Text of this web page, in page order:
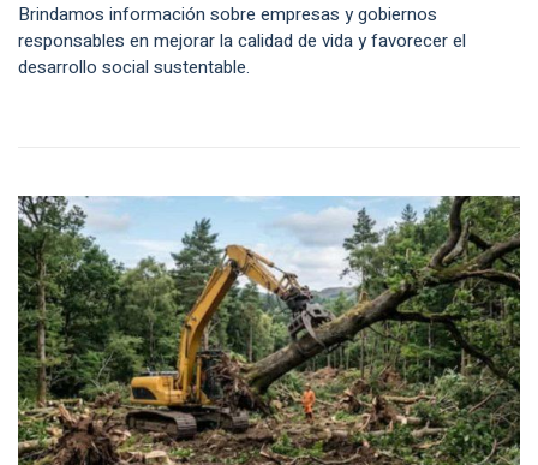
Brindamos información sobre empresas y gobiernos
responsables en mejorar la calidad de vida y favorecer el
desarrollo social sustentable.